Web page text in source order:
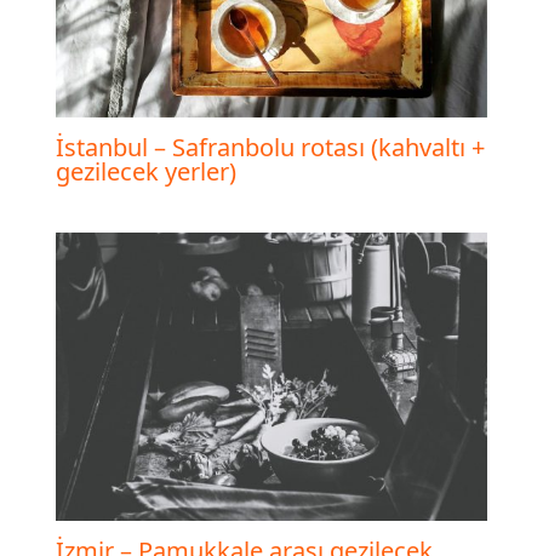
İstanbul – Safranbolu rotası (kahvaltı +
gezilecek yerler)